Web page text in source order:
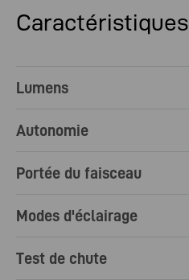
Caractéristiques
Lumens
Autonomie
Portée du faisceau
Modes d'éclairage
Test de chute